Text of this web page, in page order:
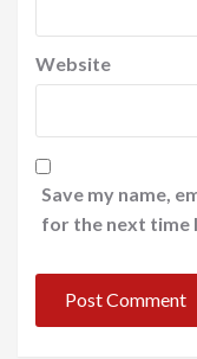
Website
Save my name,
for the next time